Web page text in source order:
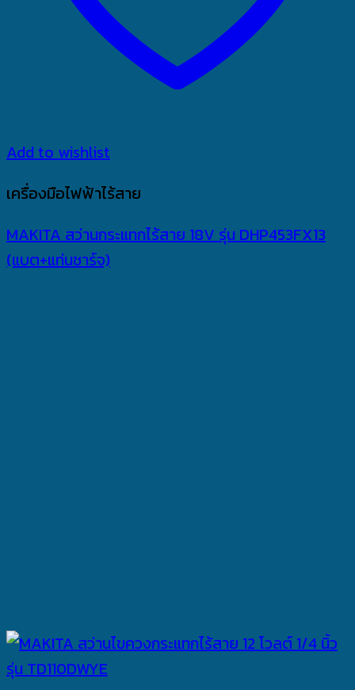
Add to wishlist
เครื่องมือไฟฟ้าไร้สาย
MAKITA สว่านกระแทกไร้สาย 18V รุ่น DHP453FX13
(แบต+แท่นชาร์จ)